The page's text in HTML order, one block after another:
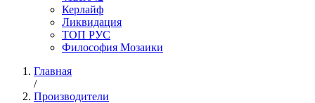
Керлайф
Ликвидация
ТОП РУС
Философия Мозаики
Главная
/
Производители